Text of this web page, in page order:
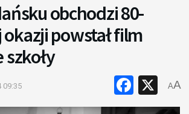
obchodzi 80-
okazji powstał film
09:35 X
AA